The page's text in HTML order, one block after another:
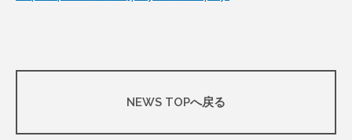
NEWS TOPへ戻る